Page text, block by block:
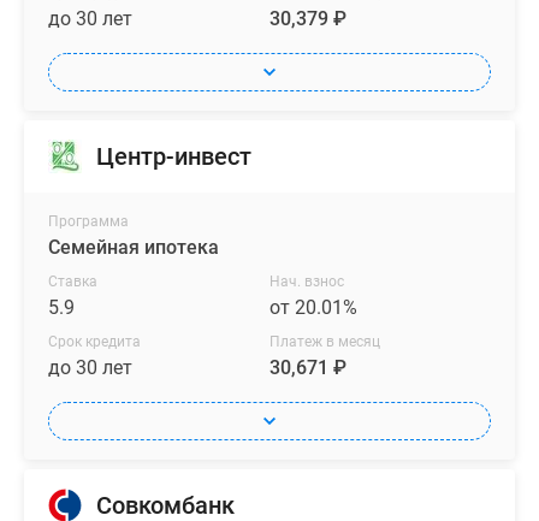
до 30 лет 30,379 ₽
Центр-инвест
Программа
Семейная ипотека
Ставка
5.9
Нач. взнос
от 20.01%
Срок кредита
до 30 лет
Платеж в месяц
30,671 ₽
Совкомбанк